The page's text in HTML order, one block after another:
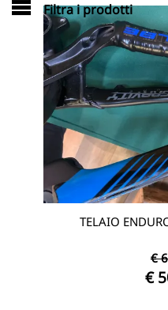
Filtra i prodotti
TELAIO
€
€